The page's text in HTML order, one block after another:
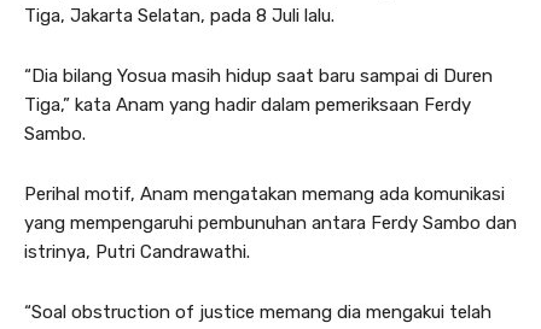
Tiga, Jakarta Selatan, pada 8 Juli lalu.
“Dia bilang Yosua masih hidup saat baru sampai di Duren
Tiga,” kata Anam yang hadir dalam pemeriksaan Ferdy
Sambo.
Perihal motif, Anam mengatakan memang ada komunikasi
yang mempengaruhi pembunuhan antara Ferdy Sambo dan
istrinya, Putri Candrawathi.
“Soal obstruction of justice memang dia mengakui telah